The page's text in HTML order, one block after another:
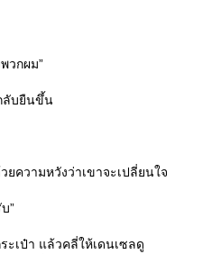
วกผม”
ลับยืนขึ้น
ยความหวังว่าเขาจะเปลี่ยนใจ
”
ะเป๋า แล้วคลี่ให้เดนเซลดู